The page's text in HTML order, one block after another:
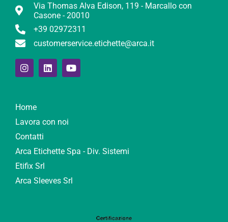
Via Thomas Alva Edison, 119 - Marcallo con
Casone - 20010
+39 02972311
customerservice.etichette@arca.it
Home
Lavora con noi
Contatti
Arca Etichette Spa - Div. Sistemi
Etifix Srl
Arca Sleeves Srl